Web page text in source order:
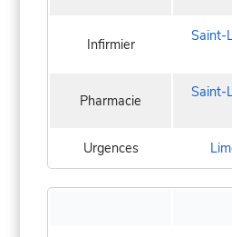
Infirmier
Saint-
Pharmacie
Saint-
Urgences